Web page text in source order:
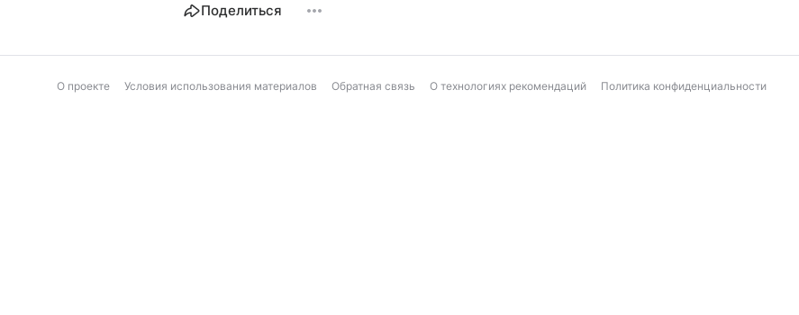
Поделиться
О проекте Условия использования материалов Обратная связь О технологиях рекомендаций Политика конфиденциальности